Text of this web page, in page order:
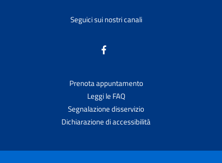
Seguici sui nostri canali
Prenota appuntamento
Leggi le FAQ
Segnalazione disservizio
Dichiarazione di accessibilità